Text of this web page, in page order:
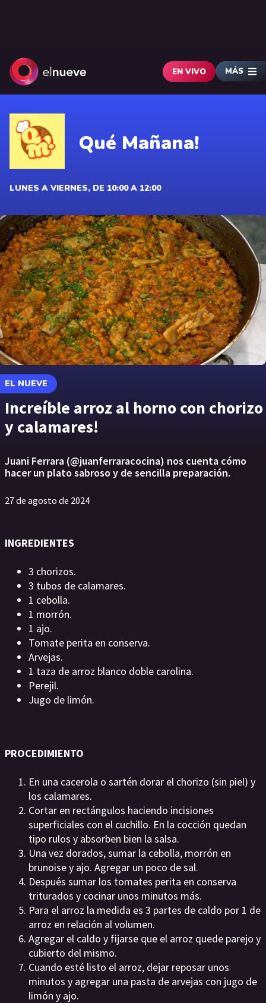
EN VIVO MÁS
Qué Mañana!
LUNES A VIERNES, DE 10:00 A 12:00
EL NUEVE
Increíble arroz al horno con chorizo
y calamares!
Juani Ferrara (@juanferraracocina) nos cuenta cómo
hacer un plato sabroso y de sencilla preparación.
27 de agosto de 2024
INGREDIENTES
3 chorizos.
3 tubos de calamares.
1 cebolla.
1 morrón.
1 ajo.
Tomate perita en conserva.
Arvejas.
1 taza de arroz blanco doble carolina.
Perejil.
Jugo de limón.
PROCEDIMIENTO
En una cacerola o sartén dorar el chorizo (sin piel) y
los calamares.
Cortar en rectángulos haciendo incisiones
superficiales con el cuchillo. En la cocción quedan
tipo rulos y absorben bien la salsa.
Una vez dorados, sumar la cebolla, morrón en
brunoise y ajo. Agregar un poco de sal.
Después sumar los tomates perita en conserva
triturados y cocinar unos minutos más.
Para el arroz la medida es 3 partes de caldo por 1 de
arroz en relación al volumen.
Agregar el caldo y fijarse que el arroz quede parejo y
cubierto del mismo.
Cuando esté listo el arroz, dejar reposar unos
minutos y agregar una pasta de arvejas con jugo de
limón y ajo.